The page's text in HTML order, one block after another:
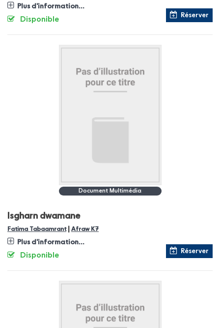
Plus d'information...
Réserver
Disponible
Document Multimédia
Isgharn dwamane
Fatima Tabaamrant Afraw K7
Plus d'information...
Réserver
Disponible